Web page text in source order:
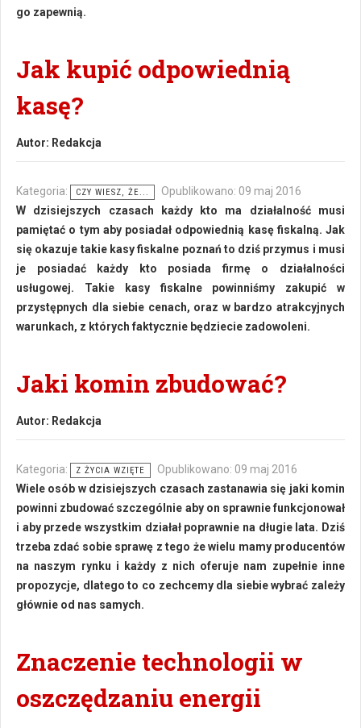
go zapewnią.
Jak kupić odpowiednią
kasę?
Autor: Redakcja
Kategoria: CZY WIESZ, ŻE...
Opublikowano: 09 maj 2016
W dzisiejszych czasach każdy kto ma działalność musi
pamiętać o tym aby posiadał odpowiednią kasę fiskalną. Jak
się okazuje takie kasy fiskalne poznań to dziś przymus i musi
je posiadać każdy kto posiada firmę o działalności
usługowej. Takie kasy fiskalne powinniśmy zakupić w
przystępnych dla siebie cenach, oraz w bardzo atrakcyjnych
warunkach, z których faktycznie będziecie zadowoleni.
Jaki komin zbudować?
Autor: Redakcja
Kategoria: Z ŻYCIA WZIĘTE
Opublikowano: 09 maj 2016
Wiele osób w dzisiejszych czasach zastanawia się jaki komin
powinni zbudować szczególnie aby on sprawnie funkcjonował
i aby przede wszystkim działał poprawnie na długie lata. Dziś
trzeba zdać sobie sprawę z tego że wielu mamy producentów
na naszym rynku i każdy z nich oferuje nam zupełnie inne
propozycje, dlatego to co zechcemy dla siebie wybrać zależy
głównie od nas samych.
Znaczenie technologii w
oszczędzaniu energii